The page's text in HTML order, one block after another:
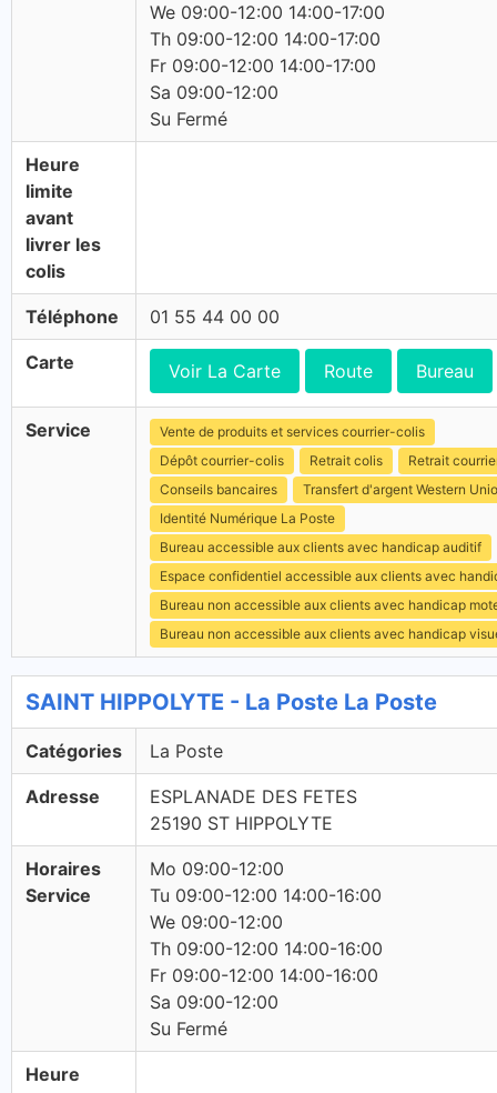
We 09:00-12:00 14:00-17:00
Th 09:00-12:00 14:00-17:00
Fr 09:00-12:00 14:00-17:00
Sa 09:00-12:00
Su Fermé
Heure
limite
avant
livrer les
colis
Téléphone 01 55 44 00 00
Carte Voir La Carte Route Bureau
Service
Vente de produits et services courrier-colis
Dépôt courrier-colis
Retrait colis
Retrait
Conseils bancaires
Transfert d'argent Western
Identité Numérique La Poste
Bureau accessible aux clients avec handicap auditif
Espace confidentiel accessible aux clients avec
Bureau non accessible aux clients avec handicap
Bureau non accessible aux clients avec handicap
SAINT HIPPOLYTE - La Poste La Poste
Catégories La Poste
Adresse
ESPLANADE DES FETES
25190 ST HIPPOLYTE
Horaires
Service
Mo 09:00-12:00
Tu 09:00-12:00 14:00-16:00
We 09:00-12:00
Th 09:00-12:00 14:00-16:00
Fr 09:00-12:00 14:00-16:00
Sa 09:00-12:00
Su Fermé
Heure